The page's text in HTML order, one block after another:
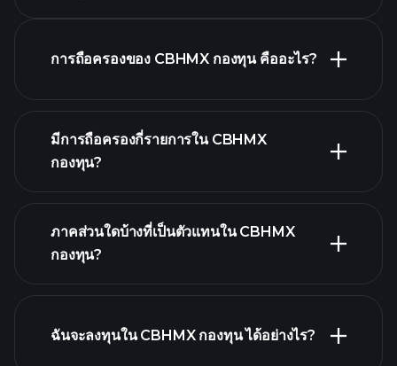
holdings
การถือครองของ CBHMX กองทุน คืออะไร?
holdings
มีการถือครองกี่รายการใน CBHMX
กองทุน?
ภาคส่วนใดบ้างที่เป็นตัวแทนใน CBHMX
กองทุน?
ฉันจะลงทุนใน CBHMX กองทุน ได้อย่างไร?